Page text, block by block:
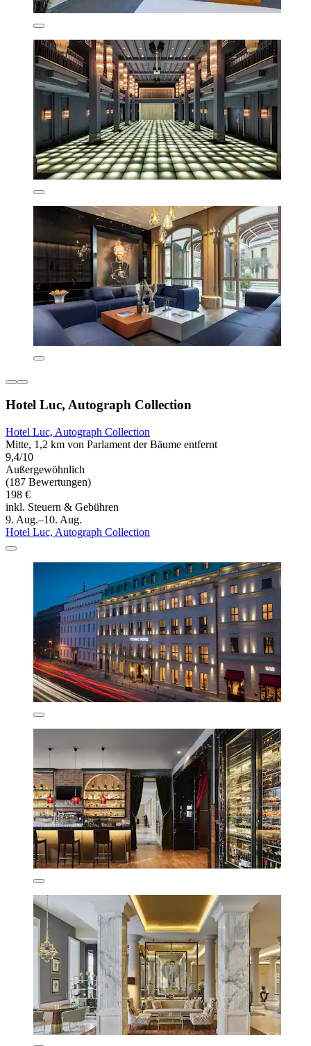
Hotel Luc, Autograph Collection
Hotel Luc, Autograph Collection
Mitte, 1,2 km von Parlament der Bäume entfernt
9,4/10
Außergewöhnlich
(187 Bewertungen)
198 €
inkl. Steuern & Gebühren
9. Aug.–10. Aug.
Hotel Luc, Autograph Collection